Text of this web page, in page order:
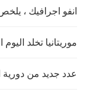
انفو اجرافيك ،
موريتانيا تخلد
عدد جديد من دورية